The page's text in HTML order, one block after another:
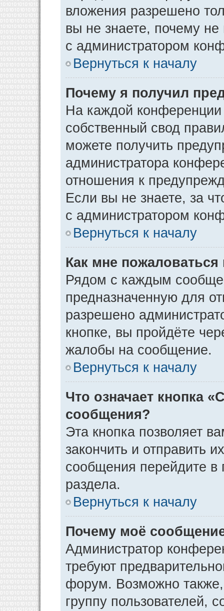
вложения разрешено
вы не знаете, почему
с администратором
Вернуться к началу
Почему я получил
На каждой конференции
собственный свод
можете получить
администратора
отношения к
Если вы не знаете, за
с администратором
Вернуться к началу
Как мне
Рядом с каждым
предназначенную для
разрешено
кнопке, вы пройдёте
жалобы на сообщение.
Вернуться к началу
Что означает кнопка
сообщения?
Эта кнопка позволяет
закончить и отправить
сообщения перейдите в
раздела.
Вернуться к началу
Почему моё
Администратор
требуют
форум. Возможно
группу пользователей,